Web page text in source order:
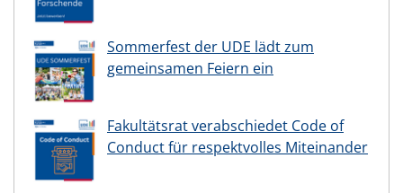
Sommerfest der UDE lädt zum
gemeinsamen Feiern ein
Fakultätsrat verabschiedet Code of
Conduct für respektvolles Miteinander